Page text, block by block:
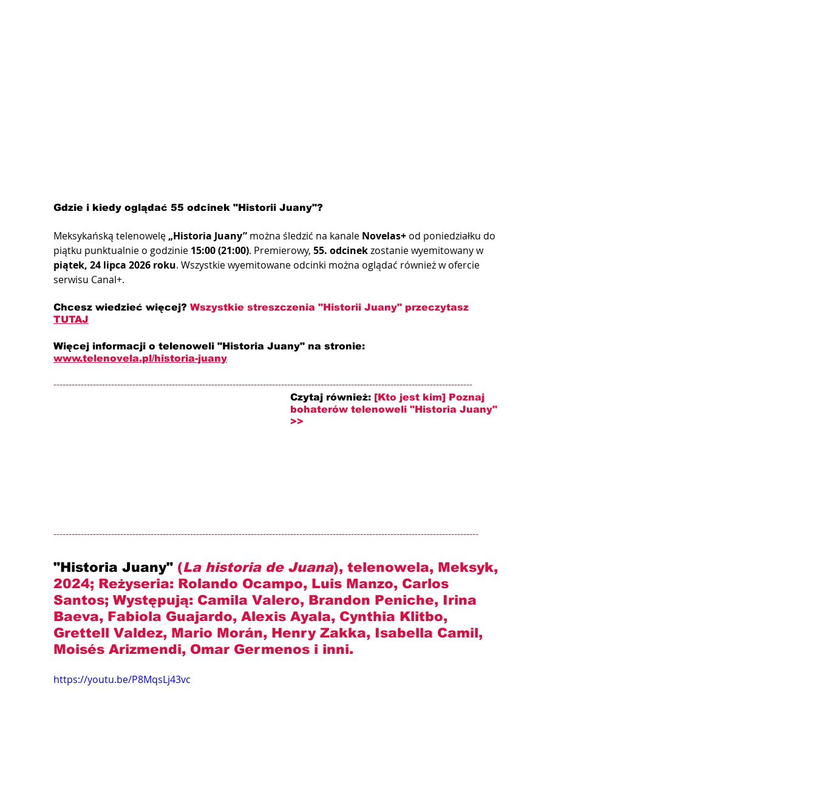
Gdzie i kiedy oglądać 55 odcinek "Historii Juany"?
Meksykańską telenowelę „Historia Juany” można śledzić na kanale Novelas+ od poniedziałku do
piątku punktualnie o godzinie 15:00 (21:00). Premierowy, 55. odcinek zostanie wyemitowany w
piątek, 24 lipca 2026 roku. Wszystkie wyemitowane odcinki można oglądać również w ofercie
serwisu Canal+.
Chcesz wiedzieć więcej? Wszystkie streszczenia "Historii Juany" przeczytasz
TUTAJ
Więcej informacji o telenoweli "Historia Juany" na stronie:
www.telenovela.pl/historia-juany
------------------------------------------------------------------------------------------------------------------------------------------
Czytaj również: [Kto jest kim] Poznaj
bohaterów telenoweli "Historia Juany"
>>
--------------------------------------------------------------------------------------------------------------------------------------------
"Historia Juany" (La historia de Juana), telenowela, Meksyk,
2024; Reżyseria: Rolando Ocampo, Luis Manzo, Carlos
Santos; Występują: Camila Valero, Brandon Peniche, Irina
Baeva, Fabiola Guajardo, Alexis Ayala, Cynthia Klitbo,
Grettell Valdez, Mario Morán, Henry Zakka, Isabella Camil,
Moisés Arizmendi, Omar Germenos i inni.
https://youtu.be/P8MqsLj43vc